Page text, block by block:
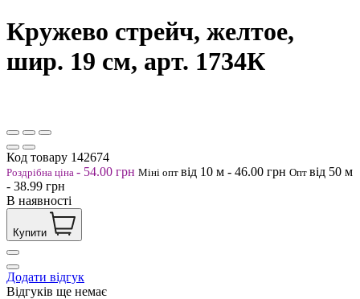
Кружево стрейч, желтое,
шир. 19 см, арт. 1734К
Код товару 142674
Роздрібна ціна - 54.00 грн Міні опт від 10 м - 46.00 грн Опт від 50 м
- 38.99 грн
В наявності
Купити
Додати відгук
Відгуків ще немає